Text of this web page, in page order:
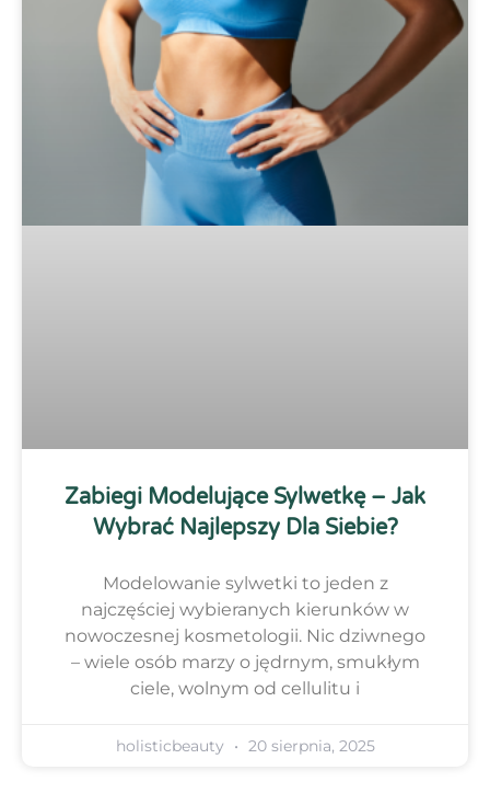
Zabiegi Modelujące Sylwetkę – Jak
Wybrać Najlepszy Dla Siebie?
Modelowanie sylwetki to jeden z
najczęściej wybieranych kierunków w
nowoczesnej kosmetologii. Nic dziwnego
– wiele osób marzy o jędrnym, smukłym
ciele, wolnym od cellulitu i
holisticbeauty 20 sierpnia, 2025